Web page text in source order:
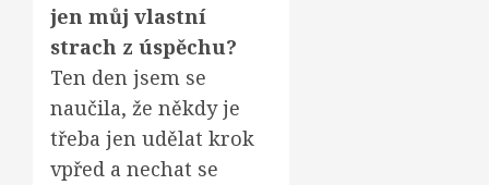
jen můj vlastní
strach z úspěchu?
Ten den jsem se
naučila, že někdy je
třeba jen udělat krok
vpřed a nechat se